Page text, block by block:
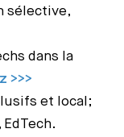
sélective,
dans la
>>>
et local;
EdTech.